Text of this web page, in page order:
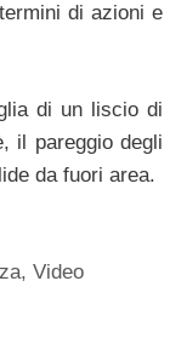
di azioni e
di un liscio di
il pareggio degli
da fuori area.
,Video